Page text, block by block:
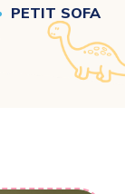
PETIT SOFA